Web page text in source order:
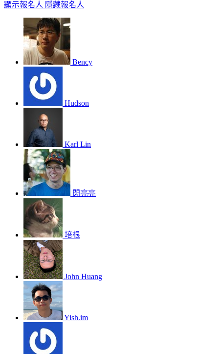
顯示報名人 隱藏報名人
Bency
Hudson
Karl Lin
閃亮亮
培根
John Huang
Yish.im